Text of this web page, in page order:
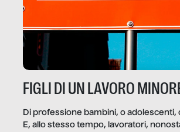
FIGLI DI UN LAVORO
Di professione bambini, o adolescenti,
E, allo stesso tempo, lavoratori,